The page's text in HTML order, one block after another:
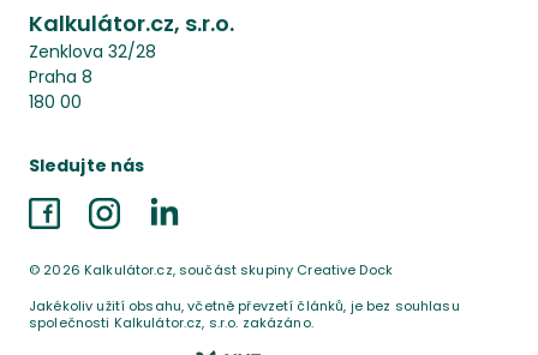
Kalkulátor.cz, s.r.o.
Zenklova 32/28
Praha 8
180 00
Sledujte nás
FacebookInstagramLinkedIn
© 2026 Kalkulátor.cz, součást skupiny Creative Dock
Jakékoliv užití obsahu, včetně převzetí článků, je bez souhlasu
společnosti Kalkulátor.cz, s.r.o. zakázáno.